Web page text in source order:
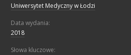
Uniwersytet Medyczny w Łodzi
Data wydania:
2018
Słowa kluczowe: